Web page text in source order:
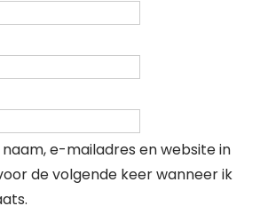
e-mailadres en website in
de volgende keer wanneer ik